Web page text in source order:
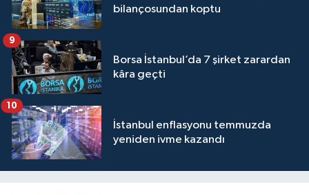
bilançosundan koptu
Borsa İstanbul’da 7 şirket zarardan
kâra geçti
9
İstanbul enflasyonu temmuzda
yeniden ivme kazandı
10